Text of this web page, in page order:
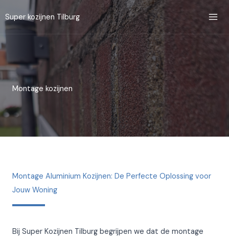
naar
inhoud
Super kozijnen Tilburg
Montage kozijnen
Montage Aluminium Kozijnen: De Perfecte Oplossing voor
Jouw Woning
Bij Super Kozijnen Tilburg begrijpen we dat de montage